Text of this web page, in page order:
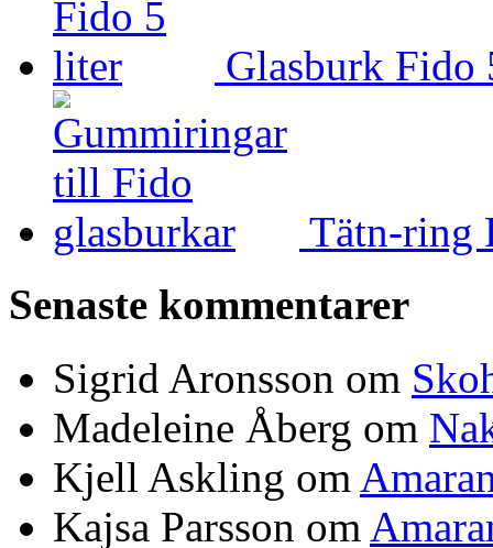
Glasburk
Tätn-ring
Senaste kommentarer
Sigrid Aronsson om
Madeleine Åberg om
Kjell Askling om
Kajsa Parsson om